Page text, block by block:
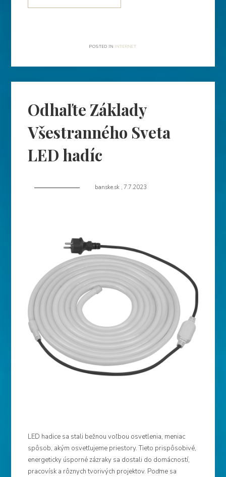
POSTED IN INTERNET
Odhaľte Základy
Všestranného Sveta
LED hadíc
banske.sk , 7.7.2023
LED hadice sa stali bežnou voľbou osvetlenia, meniac
spôsob, akým osvetľujeme priestory. Tieto prispôsobivé,
energeticky úsporné zázraky sa dostali do domácností,
pracovísk a rôznych tvorivých projektov. Poďme sa